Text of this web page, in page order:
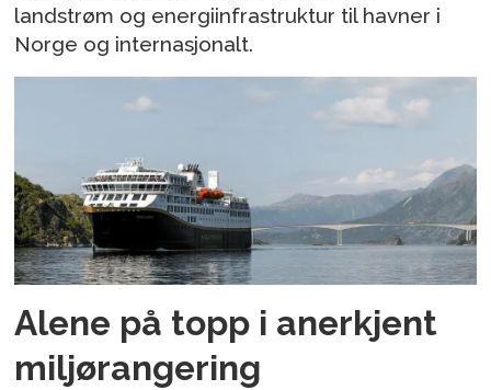
landstrøm og energiinfrastruktur til havner i
Norge og internasjonalt.
Alene på topp i anerkjent
miljørangering